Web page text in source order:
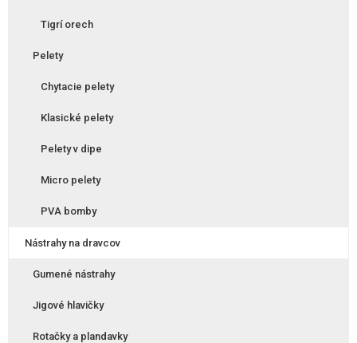
Tigrí orech
Pelety
Chytacie pelety
Klasické pelety
Pelety v dipe
Micro pelety
PVA bomby
Nástrahy na dravcov
Gumené nástrahy
Jigové hlavičky
Rotačky a plandavky